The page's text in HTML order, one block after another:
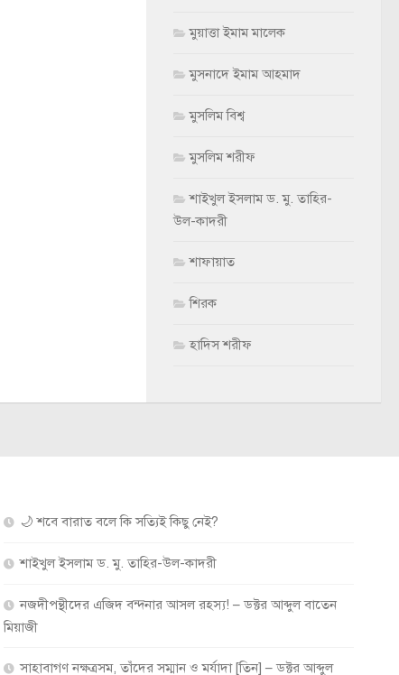
মুয়াত্তা ইমাম মালেক
মুসনাদে ইমাম আহমাদ
মুসলিম বিশ্ব
মুসলিম শরীফ
শাইখুল ইসলাম ড. মু. তাহির-
উল-কাদরী
শাফায়াত
শিরক
হাদিস শরীফ
🌙 শবে বারাত বলে কি সত্যিই কিছু নেই?
শাইখুল ইসলাম ড. মু. তাহির-উল-কাদরী
নজদীপন্থীদের এজিদ বন্দনার আসল রহস্য! – ডক্টর আব্দুল বাতেন
মিয়াজী
সাহাবাগণ নক্ষত্রসম, তাঁদের সম্মান ও মর্যাদা [তিন] – ডক্টর আব্দুল